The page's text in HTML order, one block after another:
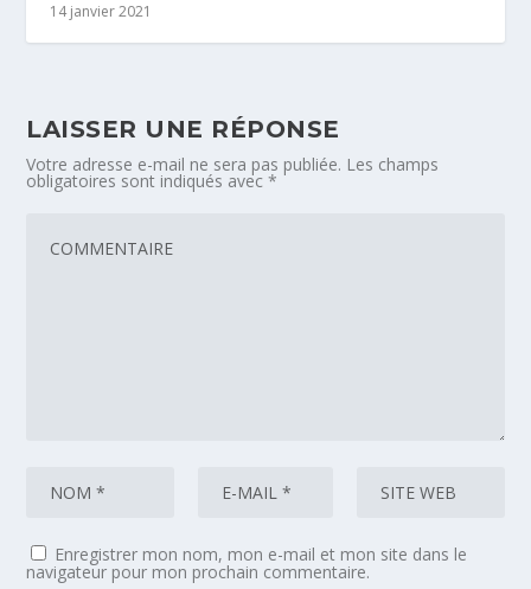
14 janvier 2021
LAISSER UNE RÉPONSE
Votre adresse e-mail ne sera pas publiée. Les champs
obligatoires sont indiqués avec*
Enregistrer mon nom, mon e-mail et mon site dans le
navigateur pour mon prochain commentaire.